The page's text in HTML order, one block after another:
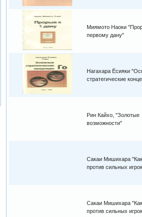
Миямото Наоки
первому дану"
Нагахара Ёсияки
стратегические
Рин Кайхо, "Золотые
возможности"
Сакаи Мишихара "Как
против сильных
Сакаи Мишихара "Как
против сильных